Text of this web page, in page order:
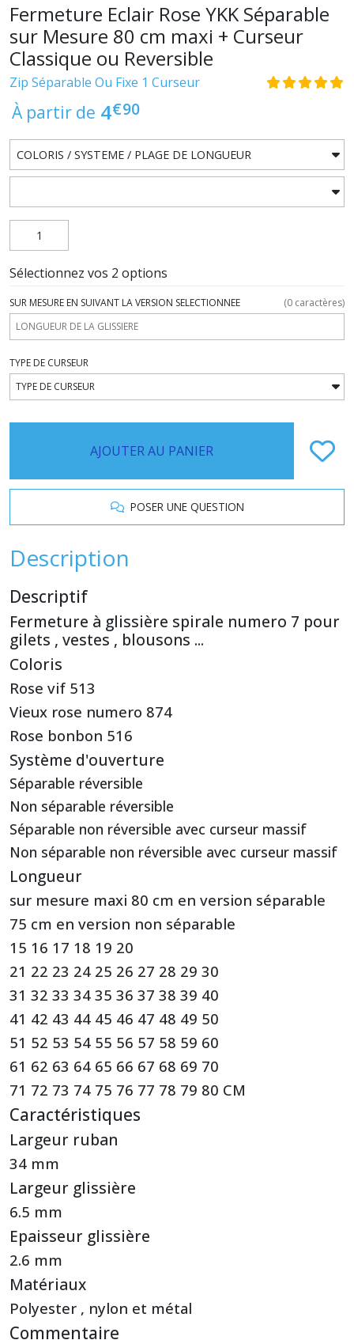
Fermeture Eclair Rose YKK Séparable
sur Mesure 80 cm maxi + Curseur
Classique ou Reversible
Zip Séparable Ou Fixe 1 Curseur
À partir de 4€90
Sélectionnez vos 2 options
SUR MESURE EN SUIVANT LA VERSION SELECTIONNEE (0 caractères)
TYPE DE CURSEUR
AJOUTER AU PANIER
POSER UNE QUESTION
Description
Descriptif
Fermeture à glissière spirale numero 7 pour
gilets , vestes , blousons ...
Coloris
Rose vif 513
Vieux rose numero 874
Rose bonbon 516
Système d'ouverture
Séparable réversible
Non séparable réversible
Séparable non réversible avec curseur massif
Non séparable non réversible avec curseur massif
Longueur
sur mesure maxi 80 cm en version séparable
75 cm en version non séparable
15 16 17 18 19 20
21 22 23 24 25 26 27 28 29 30
31 32 33 34 35 36 37 38 39 40
41 42 43 44 45 46 47 48 49 50
51 52 53 54 55 56 57 58 59 60
61 62 63 64 65 66 67 68 69 70
71 72 73 74 75 76 77 78 79 80 CM
Caractéristiques
Largeur ruban
34 mm
Largeur glissière
6.5 mm
Epaisseur glissière
2.6 mm
Matériaux
Polyester , nylon et métal
Commentaire